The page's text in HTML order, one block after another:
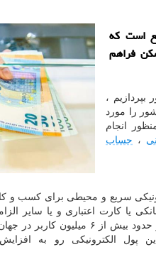
است كه
فراهم
بپردازیم ،
را مورد
انجام
، حساب
سریع و محیطی برای کسب و
یا کارت اعتباری و یا سایر
غیرقابل بازگشت و غیرقابل شناسایی
پول الکترونیکی رو به